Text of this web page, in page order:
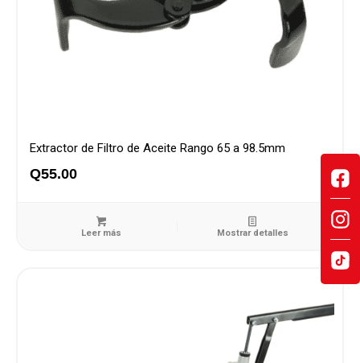
Extractor de Filtro de Aceite Rango 65 a 98.5mm
Q55.00
Leer más Mostrar detalles